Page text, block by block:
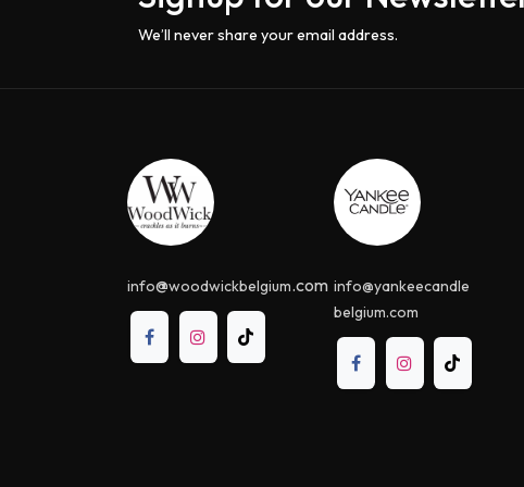
We’ll never share your email address.
info@woodwickbelgium.com info@yankeecandle​
belgium.com